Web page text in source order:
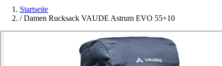
Startseite
/ Damen Rucksack VAUDE Astrum EVO 55+10